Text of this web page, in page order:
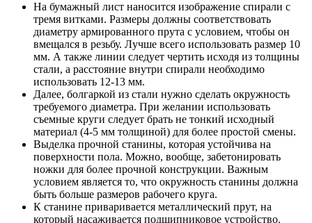
На бумажный лист наносится изображение спирали с
тремя витками. Размеры должны соответствовать
диаметру армированного прута с условием, чтобы он
вмещался в резьбу. Лучше всего использовать размер 10
мм. А также линии следует чертить исходя из толщины
стали, а расстояние внутри спирали необходимо
использовать 12-13 мм.
Далее, болгаркой из стали нужно сделать окружность
требуемого диаметра. При желании использовать
съемные круги следует брать не тонкий исходный
материал (4-5 мм толщиной) для более простой смены.
Выделка прочной станины, которая устойчива на
поверхности пола. Можно, вообще, забетонировать
ножки для более прочной конструкции. Важным
условием является то, что окружность станины должна
быть больше размеров рабочего круга.
К станине приваривается металлический прут, на
который насаживается подшипниковое устройство.